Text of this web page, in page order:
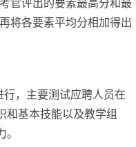
官评出的要素最高分和最
将各要素平均分相加得出
，主要测试应聘人员在
和基本技能以及教学组